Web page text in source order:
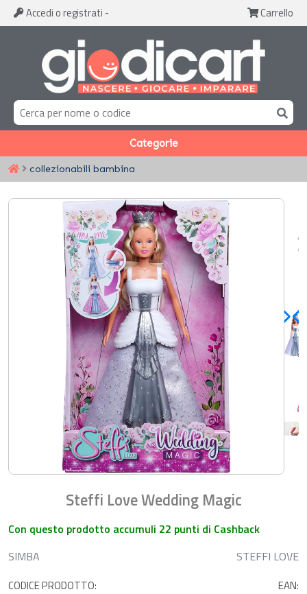
Accedi o registrati - Carrello
Categorie
collezionabili bambina
Steffi Love Wedding Magic
Con questo prodotto accumuli 22 punti di Cashback
SIMBA
STEFFI LOVE
CODICE PRODOTTO:
EAN: